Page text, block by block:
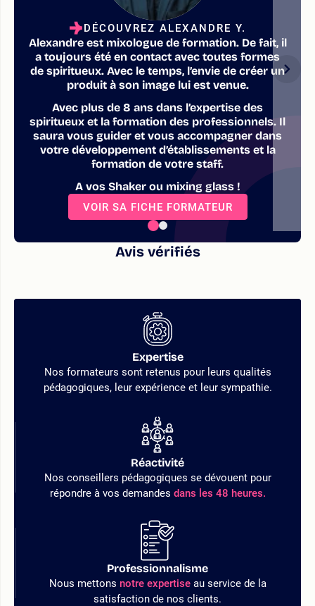
DÉCOUVREZ ALEXANDRE Y.
Alexandre est mixologue de formation. De fait, il
a toujours été en contact avec toutes formes
de spiritueux. Avec le temps, l’envie de créer un
produit à son image lui est venue.
Avec plus de 8 ans dans l’expertise des
spiritueux et la formation des professionnels. Il
saura vous guider et vous accompagner dans
votre développement d’établissements et la
formation de votre staff.
A vos Shaker ou mixing glass !
VOIR SA FICHE FORMATEUR
Avis vérifiés
Expertise
Nos formateurs sont retenus pour leurs qualités
pédagogiques, leur expérience et leur sympathie.
Réactivité
Nos conseillers pédagogiques se dévouent pour
répondre à vos demandes dans les 48 heures.
Professionnalisme
Nous mettons notre expertiseau service de la
satisfaction de nos clients.